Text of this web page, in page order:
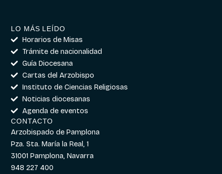
LO MÁS LEÍDO
Horarios de Misas
Trámite de nacionalidad
Guía Diocesana
Cartas del Arzobispo
Instituto de Ciencias Religiosas
Noticias diocesanas
Agenda de eventos
CONTACTO
Arzobispado de Pamplona
Pza. Sta. María la Real, 1
31001 Pamplona, Navarra
948 227 400